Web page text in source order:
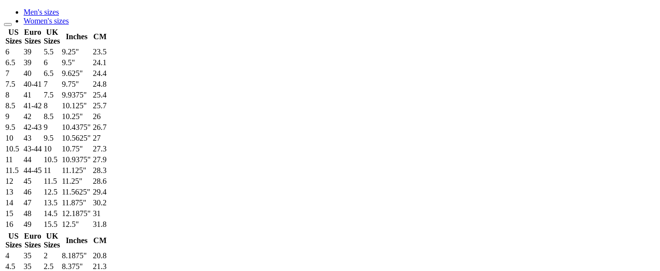
Men's sizes
Women's sizes
US
Sizes
Euro
Sizes
UK
Sizes
Inches
CM
6
39 5.5 9.25"
23.5
6.5
39 6 9.5"
24.1
7
40 6.5 9.625"
24.4
7.5
40-41 7 9.75"
24.8
8
41 7.5 9.9375"
25.4
8.5
41-42 8 10.125"
25.7
9
42 8.5 10.25"
26
9.5
42-43 9 10.4375" 26.7
10
43 9.5 10.5625" 27
10.5 43-44 10 10.75"
27.3
11
44 10.5 10.9375" 27.9
11.5 44-45 11 11.125"
28.3
12
45 11.5 11.25"
28.6
13
46 12.5 11.5625" 29.4
14
47 13.5 11.875"
30.2
15
48 14.5 12.1875" 31
16
49 15.5 12.5"
31.8
US
Sizes
Euro
Sizes
UK
Sizes
Inches
CM
4
35 2 8.1875"
20.8
4.5
35 2.5 8.375"
21.3